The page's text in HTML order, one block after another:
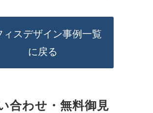
ィスデザイン事例一覧
に戻る
合わせ・無料御見